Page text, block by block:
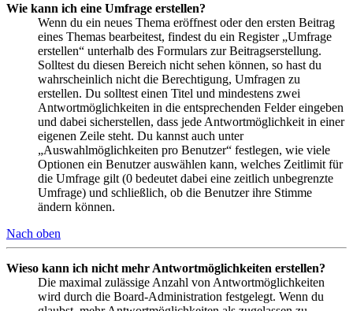
Wie kann ich eine Umfrage erstellen?
Wenn du ein neues Thema eröffnest oder den ersten Beitrag
eines Themas bearbeitest, findest du ein Register „Umfrage
erstellen“ unterhalb des Formulars zur Beitragserstellung.
Solltest du diesen Bereich nicht sehen können, so hast du
wahrscheinlich nicht die Berechtigung, Umfragen zu
erstellen. Du solltest einen Titel und mindestens zwei
Antwortmöglichkeiten in die entsprechenden Felder eingeben
und dabei sicherstellen, dass jede Antwortmöglichkeit in einer
eigenen Zeile steht. Du kannst auch unter
„Auswahlmöglichkeiten pro Benutzer“ festlegen, wie viele
Optionen ein Benutzer auswählen kann, welches Zeitlimit für
die Umfrage gilt (0 bedeutet dabei eine zeitlich unbegrenzte
Umfrage) und schließlich, ob die Benutzer ihre Stimme
ändern können.
Nach oben
Wieso kann ich nicht mehr Antwortmöglichkeiten erstellen?
Die maximal zulässige Anzahl von Antwortmöglichkeiten
wird durch die Board-Administration festgelegt. Wenn du